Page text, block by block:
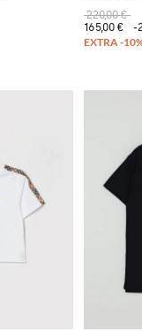
220,00 €
165,00 €
-